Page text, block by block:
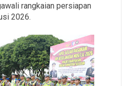
rangkaian persiapan
2026.